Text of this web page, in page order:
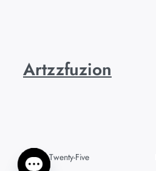
Artzzfuzion
Twenty Twenty-Five